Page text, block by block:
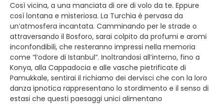
Così vicina, a una manciata di ore di volo da te. Eppure
così lontana e misteriosa. La Turchia è pervasa da
un’atmosfera incantata. Camminando per le strade o
attraversando il Bosforo, sarai colpito da profumi e aromi
inconfondibili, che resteranno impressi nella memoria
come “l’odore di Istanbul”. Inoltrandosi all’interno, fino a
Konya, alla Cappadocia e alle vasche pietrificate di
Pamukkale, sentirai il richiamo dei dervisci che con la loro
danza ipnotica rappresentano lo stordimento e il senso di
estasi che questi paesaggi unici alimentano